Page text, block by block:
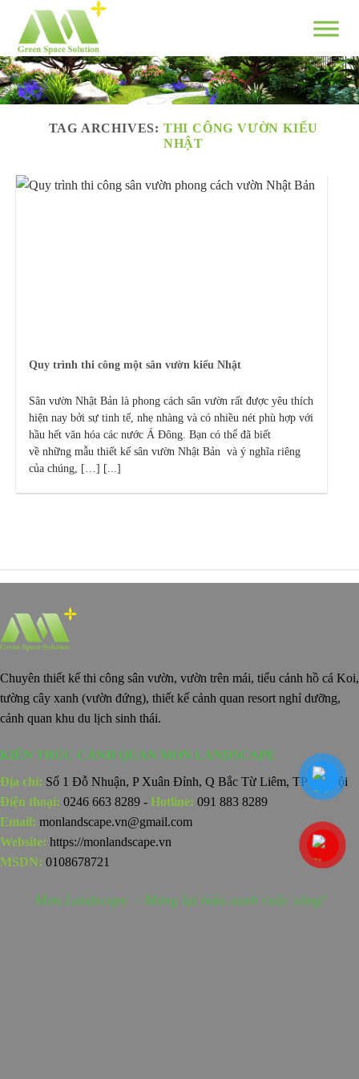
content
TAG ARCHIVES: THI CÔNG VƯỜN KIỂU
NHẬT
Quy trình thi công một sân vườn kiểu Nhật
Sân vườn Nhật Bản là phong cách sân vườn rất được yêu thích
hiện nay bởi sự tinh tế, nhẹ nhàng và có nhiều nét phù hợp với
hầu hết văn hóa các nước Á Đông. Bạn có thể đã biết
về những mẫu thiết kế sân vườn Nhật Bản và ý nghĩa riêng
của chúng, […] [...]
Chuyên thiết kế thi công sân vườn, vườn trên mái, tiểu cảnh hồ cá Koi,
tường cây xanh (vườn đứng), thiết kế cảnh quan resort nghỉ dưỡng,
cảnh quan khu du lịch sinh thái.
KIẾN TRÚC CẢNH QUAN MON LANDSCAPE
Địa chỉ: Số 1 Đỗ Nhuận, P Xuân Đỉnh, Q Bắc Từ Liêm, TP Hà Nội
Điện thoại: 0246 663 8289 - Hotline: 091 883 8289
Email: monlandscape.vn@gmail.com
Website: https://monlandscape.vn
MSDN: 0108678721
Mon Landscape - Mang lại màu xanh cuộc sống!